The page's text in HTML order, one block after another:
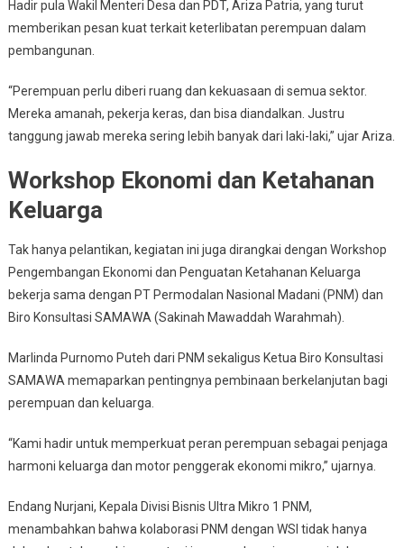
Hadir pula Wakil Menteri Desa dan PDT, Ariza Patria, yang turut
memberikan pesan kuat terkait keterlibatan perempuan dalam
pembangunan.
“Perempuan perlu diberi ruang dan kekuasaan di semua sektor.
Mereka amanah, pekerja keras, dan bisa diandalkan. Justru
tanggung jawab mereka sering lebih banyak dari laki-laki,” ujar Ariza.
Workshop Ekonomi dan Ketahanan
Keluarga
Tak hanya pelantikan, kegiatan ini juga dirangkai dengan Workshop
Pengembangan Ekonomi dan Penguatan Ketahanan Keluarga
bekerja sama dengan PT Permodalan Nasional Madani (PNM) dan
Biro Konsultasi SAMAWA (Sakinah Mawaddah Warahmah).
Marlinda Purnomo Puteh dari PNM sekaligus Ketua Biro Konsultasi
SAMAWA memaparkan pentingnya pembinaan berkelanjutan bagi
perempuan dan keluarga.
“Kami hadir untuk memperkuat peran perempuan sebagai penjaga
harmoni keluarga dan motor penggerak ekonomi mikro,” ujarnya.
Endang Nurjani, Kepala Divisi Bisnis Ultra Mikro 1 PNM,
menambahkan bahwa kolaborasi PNM dengan WSI tidak hanya